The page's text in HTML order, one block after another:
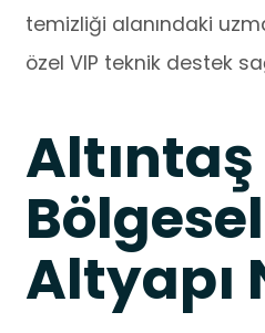
temizliği alanındaki
özel VIP teknik destek
Altyapı